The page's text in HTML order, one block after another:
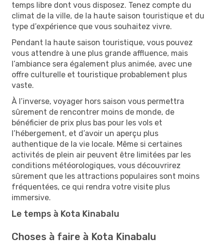
temps libre dont vous disposez. Tenez compte du
climat de la ville, de la haute saison touristique et du
type d’expérience que vous souhaitez vivre.
Pendant la haute saison touristique, vous pouvez
vous attendre à une plus grande affluence, mais
l’ambiance sera également plus animée, avec une
offre culturelle et touristique probablement plus
vaste.
À l’inverse, voyager hors saison vous permettra
sûrement de rencontrer moins de monde, de
bénéficier de prix plus bas pour les vols et
l’hébergement, et d’avoir un aperçu plus
authentique de la vie locale. Même si certaines
activités de plein air peuvent être limitées par les
conditions météorologiques, vous découvrirez
sûrement que les attractions populaires sont moins
fréquentées, ce qui rendra votre visite plus
immersive.
Le temps à Kota Kinabalu
Choses à faire à Kota Kinabalu